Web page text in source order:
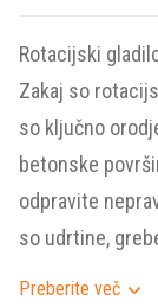
Rotacijski
Zakaj so
so ključno
betonske
odpravite
so udrtine,
Preberite več